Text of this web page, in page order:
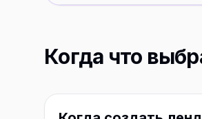
Когда что